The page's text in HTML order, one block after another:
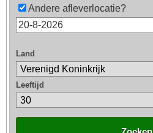
Andere afleverlocatie?
Land
Leeftijd